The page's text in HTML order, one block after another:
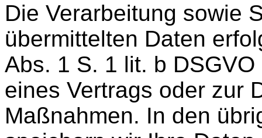
Die Verarbeitung sowie
übermittelten Daten
Abs. 1 S. 1 lit. b
eines Vertrags oder zur
Maßnahmen. In den